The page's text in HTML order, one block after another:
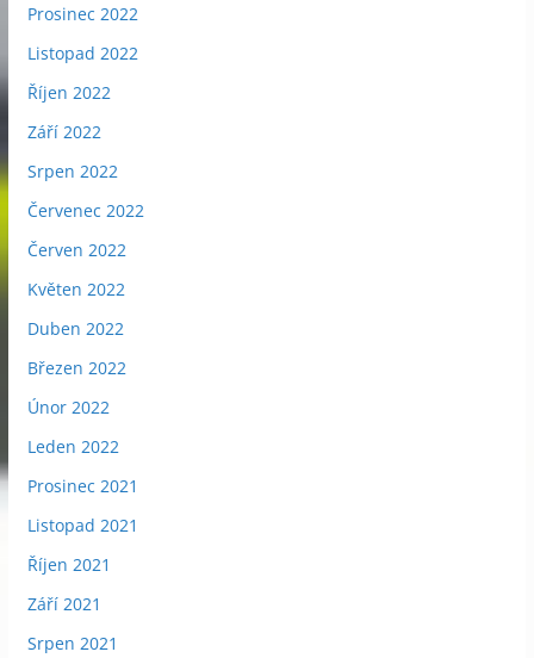
Prosinec 2022
Listopad 2022
Říjen 2022
Září 2022
Srpen 2022
Červenec 2022
Červen 2022
Květen 2022
Duben 2022
Březen 2022
Únor 2022
Leden 2022
Prosinec 2021
Listopad 2021
Říjen 2021
Září 2021
Srpen 2021